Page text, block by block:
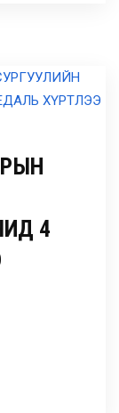
4